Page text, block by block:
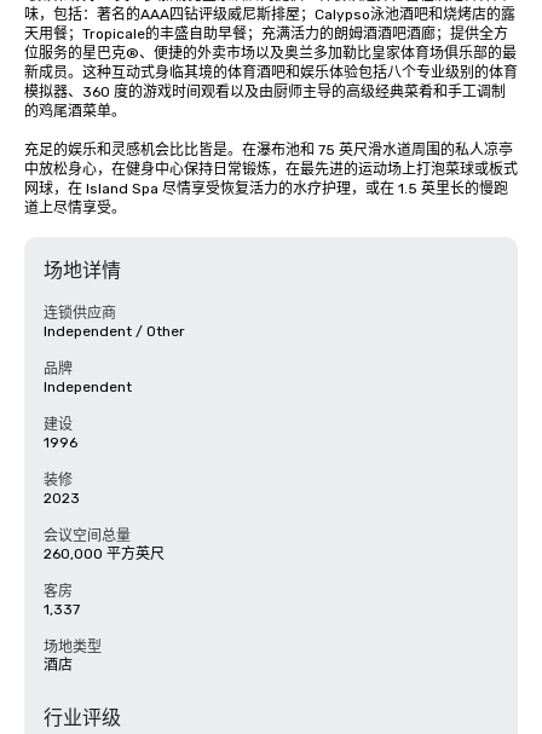
味，包括：著名的AAA四钻评级威尼斯排屋；Calypso泳池酒吧和烧烤店的露
天用餐；Tropicale的丰盛自助早餐；充满活力的朗姆酒酒吧酒廊；提供全方
位服务的星巴克®、便捷的外卖市场以及奥兰多加勒比皇家体育场俱乐部的最
新成员。这种互动式身临其境的体育酒吧和娱乐体验包括八个专业级别的体育
模拟器、360 度的游戏时间观看以及由厨师主导的高级经典菜肴和手工调制
的鸡尾酒菜单。
充足的娱乐和灵感机会比比皆是。在瀑布池和 75 英尺滑水道周围的私人凉亭
中放松身心，在健身中心保持日常锻炼，在最先进的运动场上打泡菜球或板式
网球，在 Island Spa 尽情享受恢复活力的水疗护理，或在 1.5 英里长的慢跑
道上尽情享受。
场地详情
连锁供应商
Independent / Other
品牌
Independent
建设
1996
装修
2023
会议空间总量
260,000 平方英尺
客房
1,337
场地类型
酒店
行业评级